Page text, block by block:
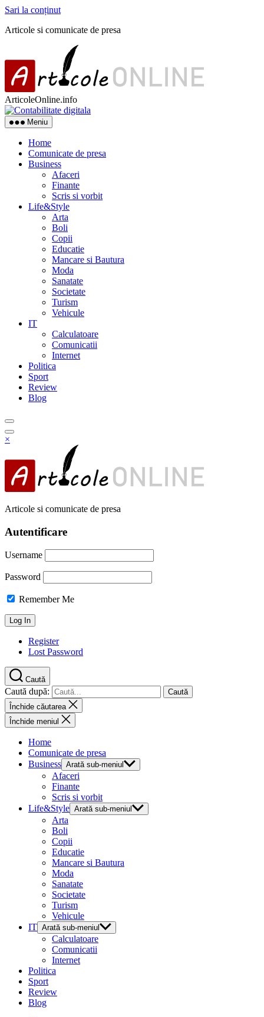
Sari la conținut
Articole si comunicate de presa
ArticoleOnline.info
Meniu
Home
Comunicate de presa
Business
Afaceri
Finante
Scris si vorbit
Life&Style
Arta
Boli
Copii
Educatie
Mancare si Bautura
Moda
Sanatate
Societate
Turism
Vehicule
IT
Calculatoare
Comunicatii
Internet
Politica
Sport
Review
Blog
×
Articole si comunicate de presa
Autentificare
Username
Password
Remember Me
Register
Lost Password
Caută
Caută după:
Închide căutarea
Închide meniul
Home
Comunicate de presa
Business Arată sub-meniul
Afaceri
Finante
Scris si vorbit
Life&Style Arată sub-meniul
Arta
Boli
Copii
Educatie
Mancare si Bautura
Moda
Sanatate
Societate
Turism
Vehicule
IT Arată sub-meniul
Calculatoare
Comunicatii
Internet
Politica
Sport
Review
Blog